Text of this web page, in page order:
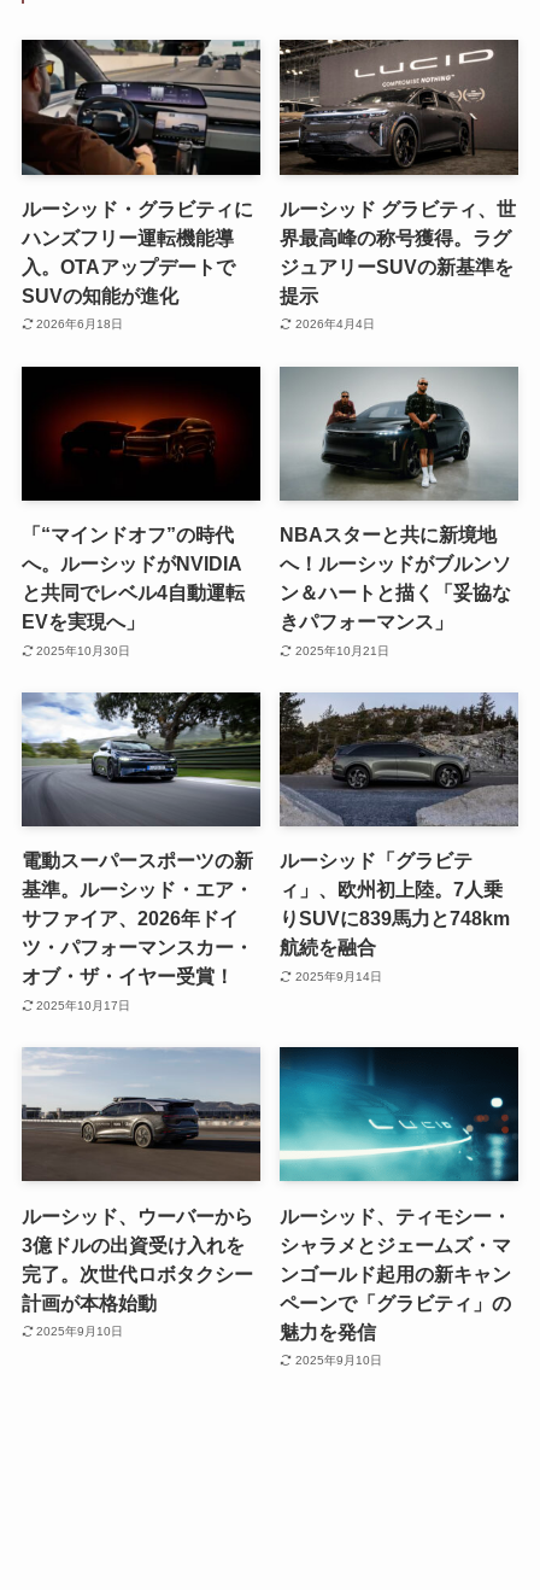
ルーシッド・グラビティに
ハンズフリー運転機能導
入。OTAアップデートで
SUVの知能が進化
2026年6月18日
ルーシッド グラビティ、世
界最高峰の称号獲得。ラグ
ジュアリーSUVの新基準を
提示
2026年4月4日
「“マインドオフ”の時代
へ。ルーシッドがNVIDIA
と共同でレベル4自動運転
EVを実現へ」
2025年10月30日
NBAスターと共に新境地
へ！ルーシッドがブルンソ
ン＆ハートと描く「妥協な
きパフォーマンス」
2025年10月21日
電動スーパースポーツの新
基準。ルーシッド・エア・
サファイア、2026年ドイ
ツ・パフォーマンスカー・
オブ・ザ・イヤー受賞！
2025年10月17日
ルーシッド「グラビテ
ィ」、欧州初上陸。7人乗
りSUVに839馬力と748km
航続を融合
2025年9月14日
ルーシッド、ウーバーから
3億ドルの出資受け入れを
完了。次世代ロボタクシー
計画が本格始動
2025年9月10日
ルーシッド、ティモシー・
シャラメとジェームズ・マ
ンゴールド起用の新キャン
ペーンで「グラビティ」の
魅力を発信
2025年9月10日